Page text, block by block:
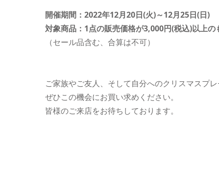
開催期間：2022年12月20日(火)～12月25日(日)
対象商品：1点の販売価格が3,000円(税込)以上
（セール品含む、合算は不可）
ご家族やご友人、そして自分へのクリスマスプレ
ぜひこの機会にお買い求めください。
皆様のご来店をお待ちしております。